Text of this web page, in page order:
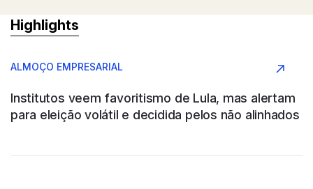
Argentina
Highlights
ALMOÇO EMPRESARIAL
Institutos veem favoritismo de Lula, mas alertam
para eleição volátil e decidida pelos não alinhados